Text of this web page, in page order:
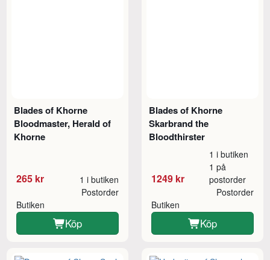
Blades of Khorne
Bloodmaster, Herald of
Khorne
265 kr 1 i butiken
Butiken
Postorder
Köp
Blades of Khorne
Skarbrand the
Bloodthirster
1249 kr
1 i butiken
1 på
postorder
Butiken
Postorder
Köp